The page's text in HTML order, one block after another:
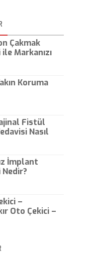
Çakmak
Markanızı
Koruma
Fistül
Nasıl
İmplant
–
Oto Çekici –